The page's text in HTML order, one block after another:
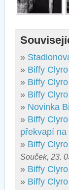
»
» Biffy
» Biffy
» Biffy
» Novinka
» Biffy
překvapí
» Biffy
Souček, 23.
» Biffy
» Biffy